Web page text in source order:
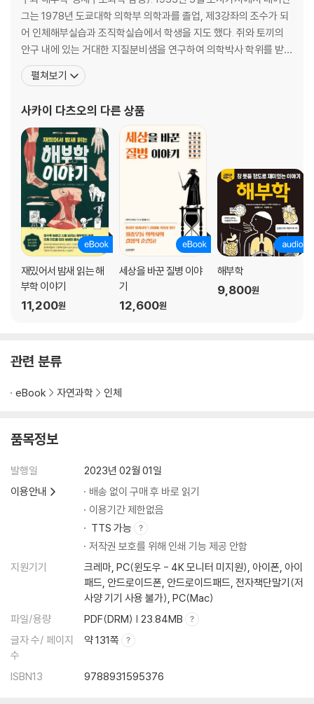
해부학의 역사 ④ | 신의 능력을 의심하기 시작한 해부학
제5장
남녀와 생식에 관한 수수께끼
48_태아의 성별은 어떤 원리로 정해질까?
49_남성 호르몬과 여성 호르몬은 어떻게 다를까?
50_정자는 왜 많이 만들어질까?
51_정자를 만드는 고환이 몸 밖에 있는 이유는?
52_난자는 어떻게 만들어질까?
53_자궁의 크기는 어느 정도일까?
54_어른이 되어도 가슴이 커질까?
55_모유가 나오는 원리는?
해부학의 역사 ⑤ | 근대 일본에서의 해부학 수용
해부학의 역사 ⑥ | 개체의 특징도 이해할 수 있는 현대 해부학
그는 1978년 도쿄대학 의학부 의학과를 졸업, 제3강좌의 조수가 되
어 인체해부실습과 조직학실습에서 학생을 지도 했다. 쥐와 토끼의
안구 내에 있는 거대한 지질분비샘을 연구하여 의학박사 학위를 받았
다.1984년부터 2년 동안 독일의 하이델베르크 대학 해부학 교실에
서 전자현미경에 의한 신장의 비교해부학을 연구했으며 1986년 7월
는 사구체의 역학에 주목하여 전자현미경에 의한 기능형태학
펼쳐보기
사카이 다츠오의 다른 상품
재밌어서 밤새 읽는 해
부학 이야기
11,200원
세상을 바꾼 질병 이야
기
12,600원
해부학
9,800원
관련 분류
eBook 자연과학 인체
품목정보
발행일
2023년 02월 01일
이용안내
배송 없이 구매 후 바로 읽기
이용기간 제한없음
TTS 가능
저작권 보호를 위해 인쇄 기능 제공 안함
지원기기
크레마, PC(윈도우 - 4K 모니터 미지원), 아이폰, 아이
패드, 안드로이드폰, 안드로이드패드, 전자책단말기(저
사양 기기 사용 불가), PC(Mac)
파일/용량
PDF(DRM) | 23.84MB
글자 수/ 페이지
수
약 131쪽
ISBN13 9788931595376